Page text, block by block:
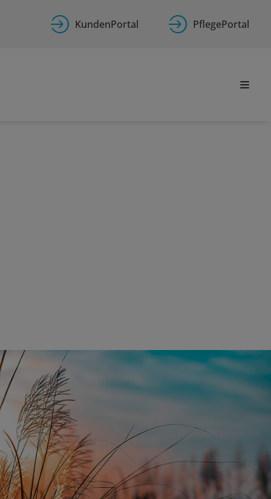
KundenPortal PflegePortal